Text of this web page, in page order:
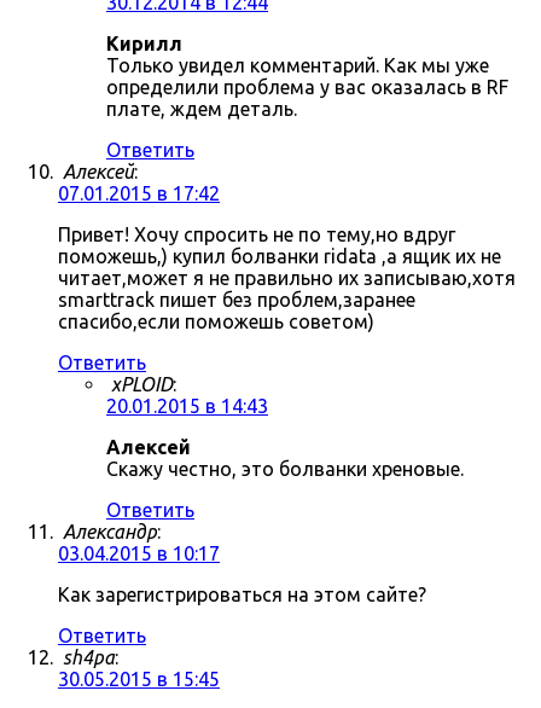
Кирилл
Только увидел комментарий. Как мы уже
определили проблема у вас оказалась в RF
плате, ждем деталь.
Ответить
Алексей:
07.01.2015 в 17:42
Привет! Хочу спросить не по тему,но вдруг
поможешь,) купил болванки ridata ,а ящик их не
читает,может я не правильно их записываю,хотя
smarttrack пишет без проблем,заранее
спасибо,если поможешь советом)
Ответить
xPLOID:
20.01.2015 в 14:43
Алексей
Скажу честно, это болванки хреновые.
Ответить
Александр:
03.04.2015 в 10:17
Как зарегистрироваться на этом сайте?
Ответить
sh4pa:
30.05.2015 в 15:45